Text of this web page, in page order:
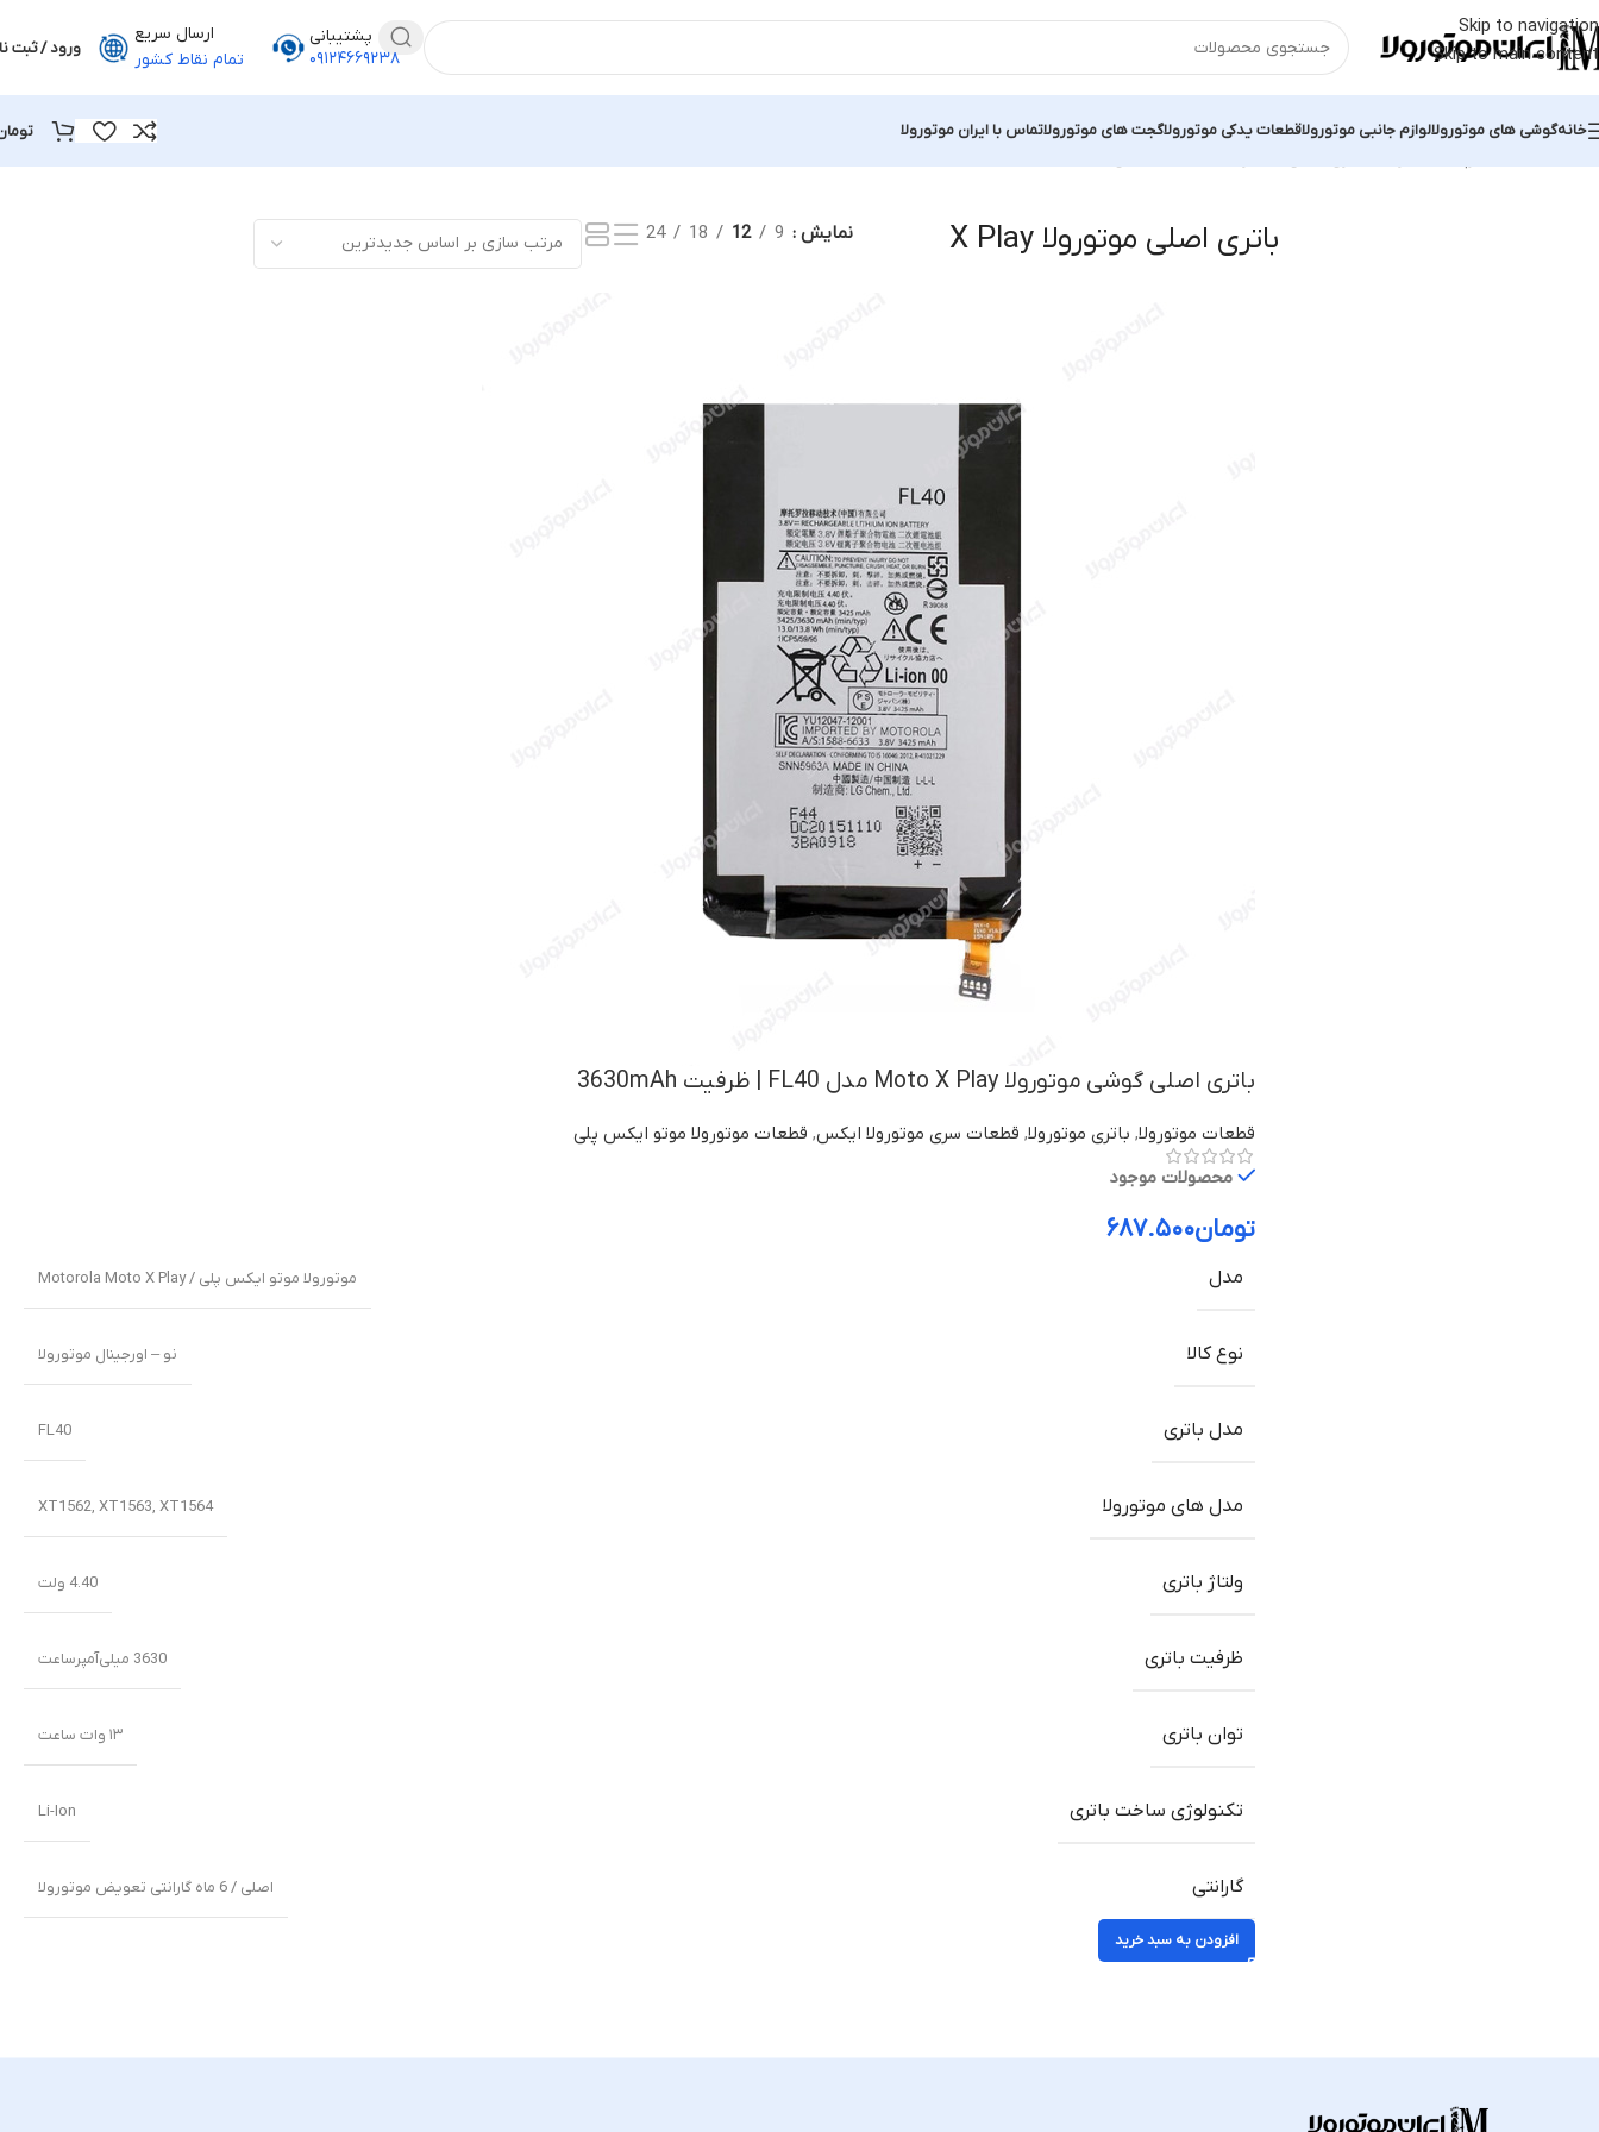
Skip to navigation
Skip to main content
پشتیبانی
۰۹۱۲۴۶۶۹۲۳۸
ارسال سریع
تمام نقاط کشور
ورود / ثبت
خانهگوشی های موتورولالوازم جانبی موتورولاقطعات یدکی موتورولاگجت های موتورولاتماس با ایران موتورولا
باتری اصلی موتورولا X Play نمایش 9
12
18
24
باتری اصلی گوشی موتورولا Moto X Play مدل FL40 | ظرفیت 3630mAh
قطعات موتورولا, باتری موتورولا, قطعات سری موتورولا ایکس, قطعات موتورولا موتو ایکس پلی
محصولات موجود
تومان۶۸۷.۵۰۰
مدل موتورولا موتو ایکس پلی / Motorola Moto X Play
نوع کالا نو – اورجینال موتورولا
مدل باتری FL40
مدل های موتورولا XT1562, XT1563, XT1564
ولتاژ باتری 4.40 ولت
ظرفیت باتری 3630 میلی‌‌‌آمپرساعت
توان باتری ۱۳ وات ساعت
تکنولوژی ساخت باتری Li-Ion
گارانتی اصلی / 6 ماه گارانتی تعویض موتورولا
افزودن به سبد خرید